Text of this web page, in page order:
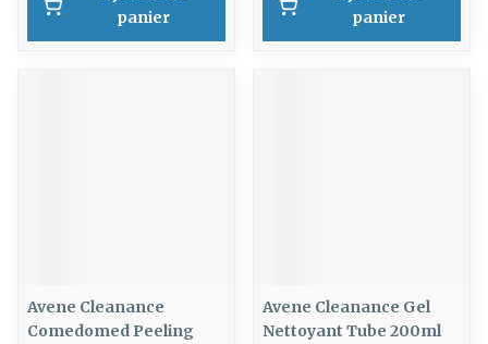
panier
panier
Avene Cleanance
Comedomed Peeling
Avene Cleanance Gel
Nettoyant Tube 200ml